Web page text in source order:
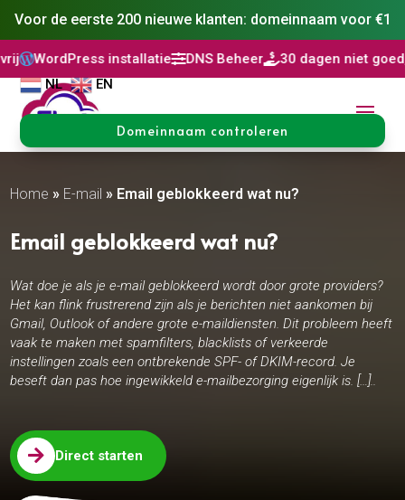
Voor de eerste 200 nieuwe klanten: domeinnaam voor €1
installatieDNS Beheer30 dagen niet goed, geld terug
NL EN
Domeinnaam controleren
Home » E-mail » Email geblokkeerd wat nu?
Email geblokkeerd wat nu?
Wat doe je als je e-mail geblokkeerd wordt door grote providers?
Het kan flink frustrerend zijn als je berichten niet aankomen bij
Gmail, Outlook of andere grote e-maildiensten. Dit probleem heeft
vaak te maken met spamfilters, blacklists of verkeerde
instellingen zoals een ontbrekende SPF- of DKIM-record. Je
beseft dan pas hoe ingewikkeld e-mailbezorging eigenlijk is. […]..
 Direct starten